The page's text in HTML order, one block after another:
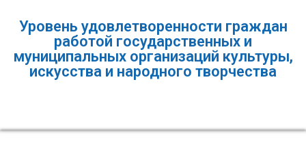
Уровень удовлетворенности граждан
работой государственных и
муниципальных организаций культуры,
искусства и народного творчества